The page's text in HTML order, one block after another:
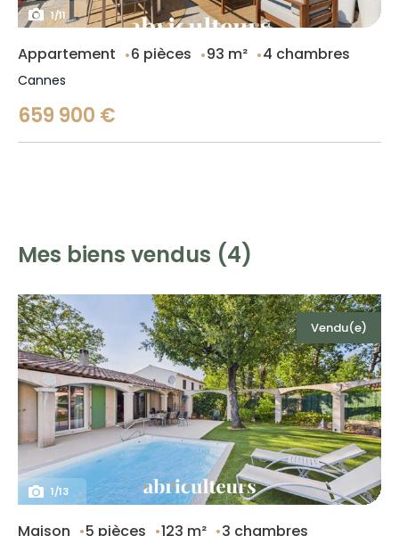
1/11
Appartement 6 pièces 93 m² 4 chambres
Cannes
659 900 €
Mes biens vendus (4)
1/13
Vendu(e)
Maison 5 pièces 123 m² 3 chambres